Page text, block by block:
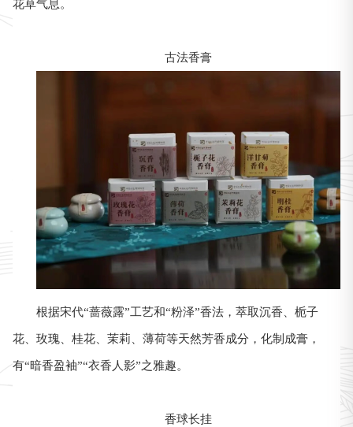
花草气息。
古法香膏
根据宋代“蔷薇露”工艺和“粉泽”香法，萃取沉香、栀子
花、玫瑰、桂花、茉莉、薄荷等天然芳香成分，化制成膏，
有“暗香盈袖”“衣香人影”之雅趣。
香球长挂